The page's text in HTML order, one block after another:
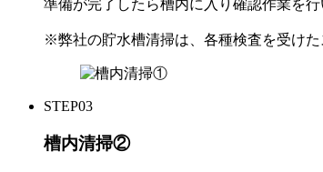
準備が完了したら槽内に入り確認作業を
※弊社の貯水槽清掃は、各種検査を受けた
STEP03
槽内清掃②